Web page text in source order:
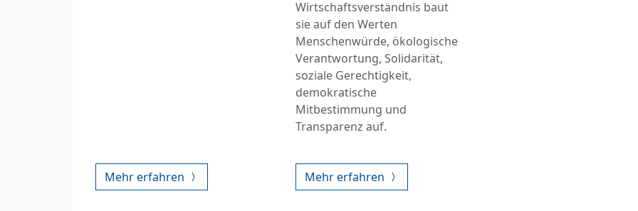
Mehr erfahren
Wirtschaftsverständnis baut
sie auf den Werten
Menschenwürde, ökologische
Verantwortung, Solidarität,
soziale Gerechtigkeit,
demokratische
Mitbestimmung und
Transparenz auf.
Mehr erfahren